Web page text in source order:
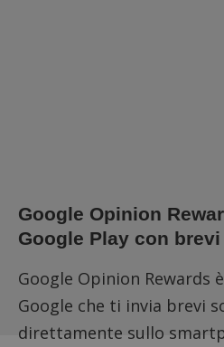
Google Opinion
Google Play con
Google Opinion Rewards
Google che ti invia brevi
direttamente sullo